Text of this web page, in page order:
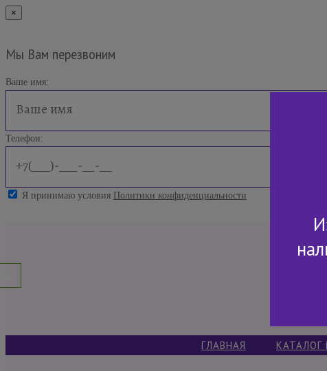
×
Мы Вам перезвоним
Ваше имя:
Телефон:
Я принимаю условия Политики конфиденциальности
ГЛАВНАЯ КАТАЛОГ